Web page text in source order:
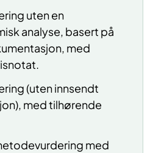
uten en
analyse, basert på
med
(uten innsendt
med tilhørende
med